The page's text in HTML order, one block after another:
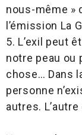
nous-même »
l’émission La
5. L’exil peut
notre peau ou
chose… Dans
personne
autres.